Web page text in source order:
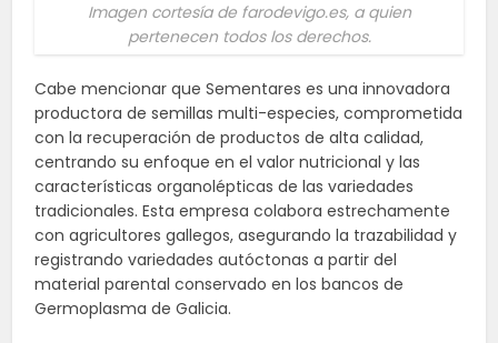
Imagen cortesía de farodevigo.es, a quien
pertenecen todos los derechos.
Cabe mencionar que Sementares es una innovadora
productora de semillas multi-especies, comprometida
con la recuperación de productos de alta calidad,
centrando su enfoque en el valor nutricional y las
características organolépticas de las variedades
tradicionales. Esta empresa colabora estrechamente
con agricultores gallegos, asegurando la trazabilidad y
registrando variedades autóctonas a partir del
material parental conservado en los bancos de
Germoplasma de Galicia.